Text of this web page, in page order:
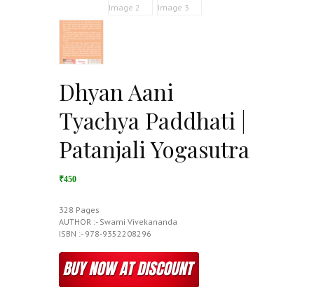
Dhyan Aani
Tyachya Paddhati |
Patanjali Yogasutra
₹450
328 Pages
AUTHOR :- Swami Vivekananda
ISBN :- 978-9352208296